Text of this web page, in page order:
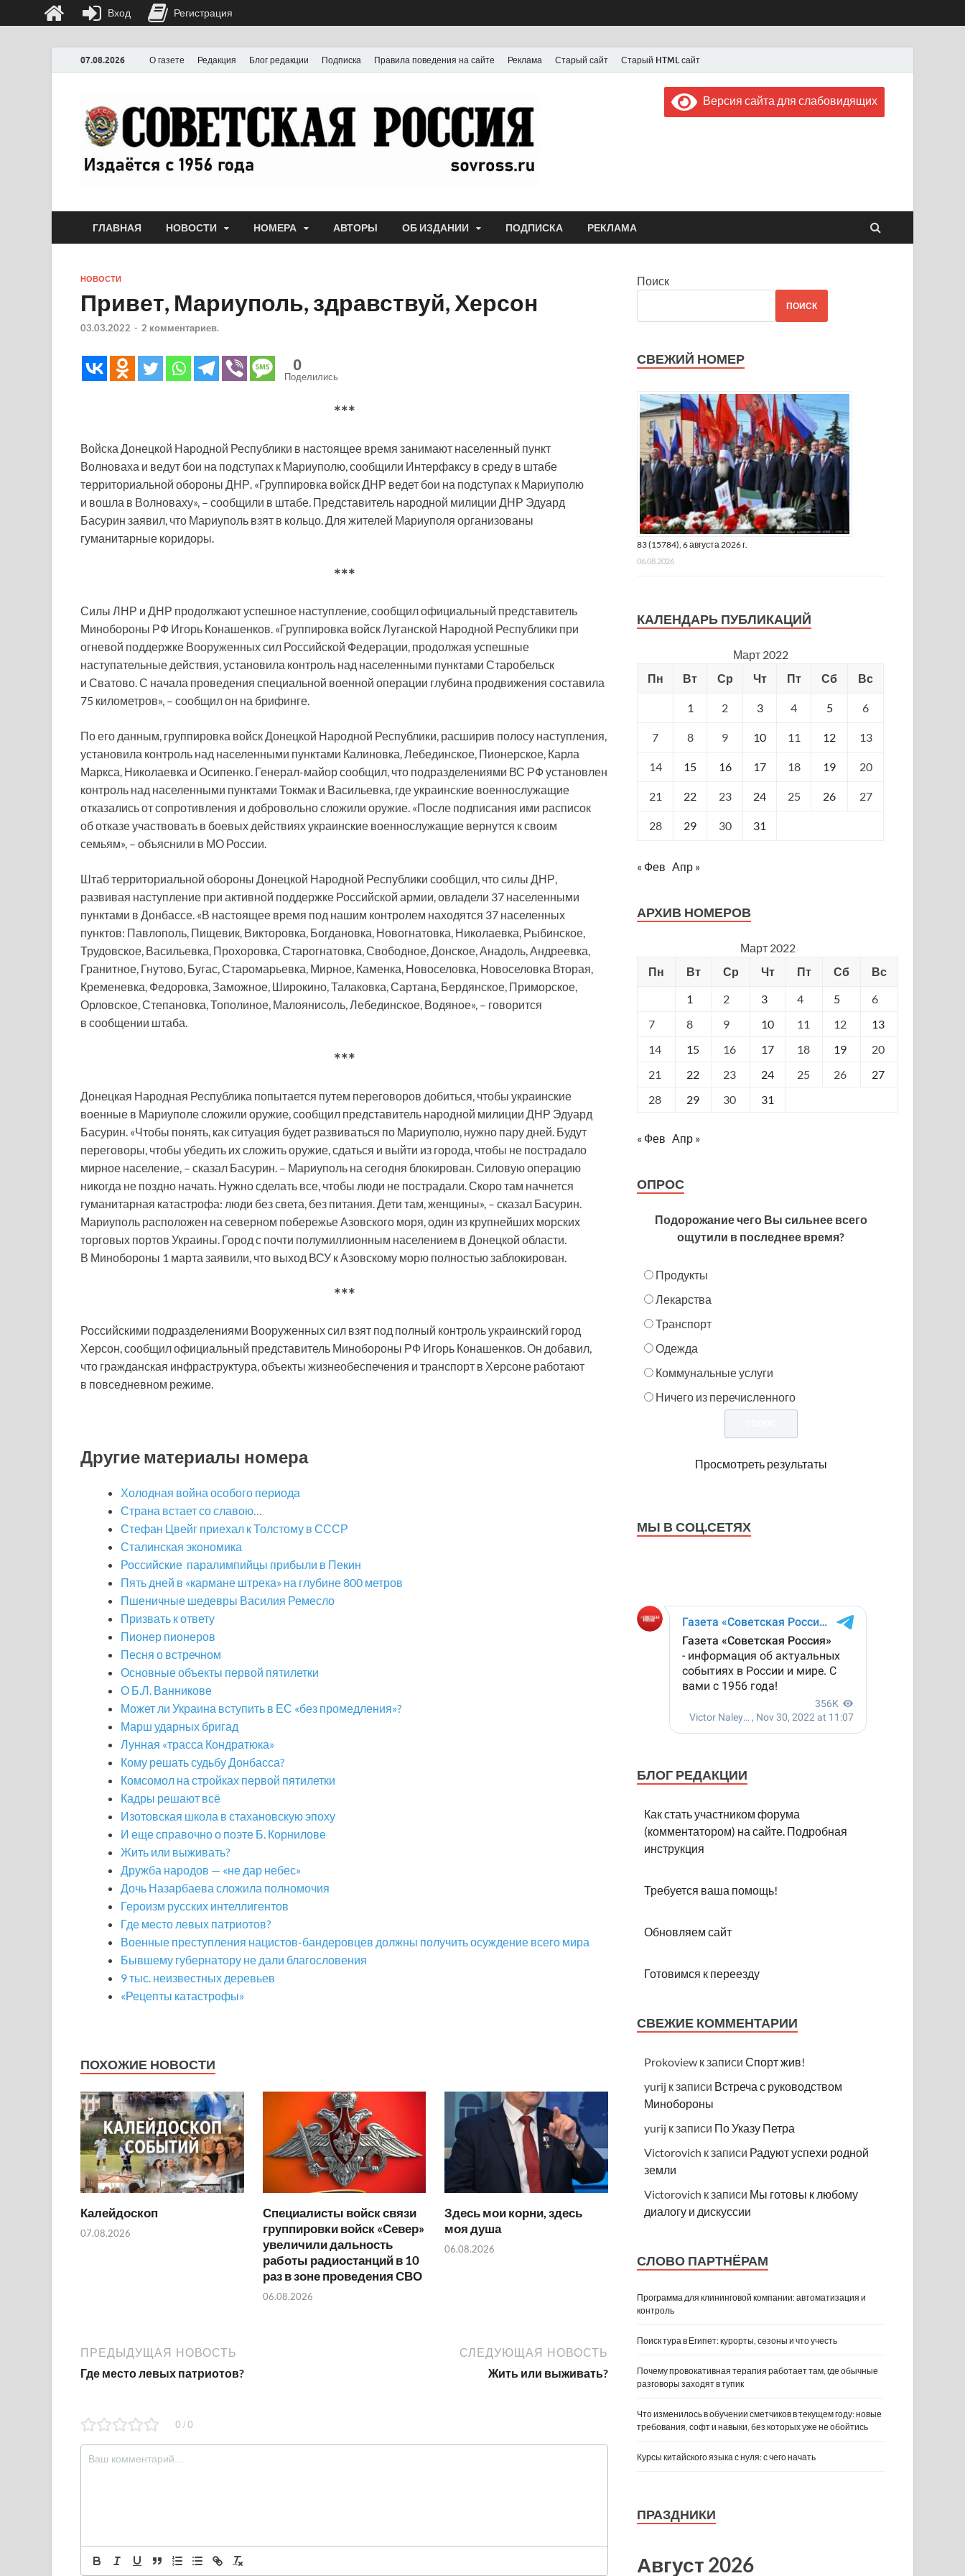
07.08.2026 О газете Редакция Блог редакции Подписка Правила поведения на сайте Реклама Старый сайт Старый HTML сайт
Газета "Советская Россия"
Выпускается с июля 1956 года
Версия сайта для слабовидящих
ГЛАВНАЯ НОВОСТИ НОМЕРА АВТОРЫ ОБ ИЗДАНИИ ПОДПИСКА РЕКЛАМА
НОВОСТИ
Привет, Мариуполь, здравствуй, Херсон
03.03.2022 - 2 комментариев.
0
Поделились
***
Войска Донецкой Народной Республики в настоящее время занимают населенный пункт
Волноваха и ведут бои на подступах к Мариуполю, сообщили Интерфаксу в среду в штабе
территориальной обороны ДНР. «Группировка войск ДНР ведет бои на подступах к Мариуполю
и вошла в Волноваху», – сообщили в штабе. Представитель народной милиции ДНР Эдуард
Басурин заявил, что Мариуполь взят в кольцо. Для жителей Мариуполя организованы
гуманитарные коридоры.
***
Силы ЛНР и ДНР продолжают успешное наступление, сообщил официальный представитель
Минобороны РФ Игорь Конашенков. «Группировка войск Луганской Народной Республики при
огневой поддержке Вооруженных сил Российской Федерации, продолжая успешные
наступательные действия, установила контроль над населенными пунктами Старобельск
и Сватово. С начала проведения специальной военной операции глубина продвижения составила
75 километров», – сообщил он на брифинге.
По его данным, группировка войск Донецкой Народной Республики, расширив полосу наступления,
установила контроль над населенными пунктами Калиновка, Лебединское, Пионерское, Карла
Маркса, Николаевка и Осипенко. Генерал-майор сообщил, что подразделениями ВС РФ установлен
контроль над населенными пунктами Токмак и Васильевка, где украинские военнослужащие
отказались от сопротивления и добровольно сложили оружие. «После подписания ими расписок
об отказе участвовать в боевых действиях украинские военнослужащие вернутся к своим
семьям», – объяснили в МО России.
Штаб территориальной обороны Донецкой Народной Республики сообщил, что силы ДНР,
развивая наступление при активной поддержке Российской армии, овладели 37 населенными
пунктами в Донбассе. «В настоящее время под нашим контролем находятся 37 населенных
пунктов: Павлополь, Пищевик, Викторовка, Богдановка, Новогнатовка, Николаевка, Рыбинское,
Трудовское, Васильевка, Прохоровка, Старогнатовка, Свободное, Донское, Анадоль, Андреевка,
Гранитное, Гнутово, Бугас, Старомарьевка, Мирное, Каменка, Новоселовка, Новоселовка Вторая,
Кременевка, Федоровка, Заможное, Широкино, Талаковка, Сартана, Бердянское, Приморское,
Орловское, Степановка, Тополиное, Малоянисоль, Лебединское, Водяное», – говорится
в сообщении штаба.
***
Донецкая Народная Республика попытается путем переговоров добиться, чтобы украинские
военные в Мариуполе сложили оружие, сообщил представитель народной милиции ДНР Эдуард
Басурин. «Чтобы понять, как ситуация будет развиваться по Мариуполю, нужно пару дней. Будут
переговоры, чтобы убедить их сложить оружие, сдаться и выйти из города, чтобы не пострадало
мирное население, – сказал Басурин. – Мариуполь на сегодня блокирован. Силовую операцию
никогда не поздно начать. Нужно сделать все, чтобы люди не пострадали. Скоро там начнется
гуманитарная катастрофа: люди без света, без питания. Дети там, женщины», – сказал Басурин.
Мариуполь расположен на северном побережье Азовского моря, один из крупнейших морских
торговых портов Украины. Город с почти полумиллионным населением в Донецкой области.
В Минобороны 1 марта заявили, что выход ВСУ к Азовскому морю полностью заблокирован.
***
Российскими подразделениями Вооруженных сил взят под полный контроль украинский город
Херсон, сообщил официальный представитель Минобороны РФ Игорь Конашенков. Он добавил,
что гражданская инфраструктура, объекты жизнеобеспечения и транспорт в Херсоне работают
в повседневном режиме.
Другие материалы номера
Холодная война особого периода
Страна встает со славою…
Стефан Цвейг приехал к Толстому в СССР
Сталинская экономика
Российские паралимпийцы прибыли в Пекин
Пять дней в «кармане штрека» на глубине 800 метров
Пшеничные шедевры Василия Ремесло
Призвать к ответу
Пионер пионеров
Песня о встречном
Основные объекты первой пятилетки
О Б.Л. Ванникове
Может ли Украина вступить в ЕС «без промедления»?
Марш ударных бригад
Лунная «трасса Кондратюка»
Кому решать судьбу Донбасса?
Комсомол на стройках первой пятилетки
Кадры решают всё
Изотовская школа в стахановскую эпоху
И еще справочно о поэте Б. Корнилове
Жить или выживать?
Дружба народов — «не дар небес»
Дочь Назарбаева сложила полномочия
Героизм русских интеллигентов
Где место левых патриотов?
Военные преступления нацистов-бандеровцев должны получить осуждение всего мира
Бывшему губернатору не дали благословения
9 тыс. неизвестных деревьев
«Рецепты катастрофы»
ПОХОЖИЕ НОВОСТИ
Калейдоскоп
07.08.2026
Специалисты войск связи
группировки войск «Север»
увеличили дальность
работы радиостанций в 10
раз в зоне проведения СВО
06.08.2026
Здесь мои корни, здесь
моя душа
06.08.2026
ПРЕДЫДУЩАЯ НОВОСТЬ
Где место левых патриотов?
СЛЕДУЮЩАЯ НОВОСТЬ
Жить или выживать?
0 / 0
Поиск
ПОИСК
СВЕЖИЙ НОМЕР
83 (15784), 6 августа 2026 г.
06.08.2026
КАЛЕНДАРЬ ПУБЛИКАЦИЙ
Март 2022
Пн
Вт Ср Чт Пт Сб Вс
1 2 3 4 5 6
7 8 9 10 11 12 13
14 15 16 17 18 19 20
21 22 23 24 25 26 27
28 29 30 31
« Фев Апр »
АРХИВ НОМЕРОВ
Март 2022
Пн
Вт Ср Чт Пт Сб
Вс
1
2 3 4 5
6
7
8 9 10 11 12
13
14
15 16 17 18 19
20
21
22 23 24 25 26
27
28
29 30 31
« Фев Апр »
ОПРОС
Подорожание чего Вы сильнее всего
ощутили в последнее время?
Продукты
Лекарства
Транспорт
Одежда
Коммунальные услуги
Ничего из перечисленного
Просмотреть результаты
МЫ В СОЦ.СЕТЯХ
БЛОГ РЕДАКЦИИ
Как стать участником форума
(комментатором) на сайте. Подробная
инструкция
Требуется ваша помощь!
Обновляем сайт
Готовимся к переезду
СВЕЖИЕ КОММЕНТАРИИ
Prokoview к записиСпорт жив!
yurij к записи Встреча с руководством
Минобороны
yurij к записи По Указу Петра
Victorovich к записи Радуют успехи родной
земли
Victorovich к записи Мы готовы к любому
диалогу и дискуссии
СЛОВО ПАРТНЁРАМ
Программа для клининговой компании: автоматизация и
контроль
Поиск тура в Египет: курорты, сезоны и что учесть
Почему провокативная терапия работает там, где обычные
разговоры заходят в тупик
Что изменилось в обучении сметчиков в текущем году: новые
требования, софт и навыки, без которых уже не обойтись
Курсы китайского языка с нуля: с чего начать
ПРАЗДНИКИ
Август 2026
Вход Регистрация